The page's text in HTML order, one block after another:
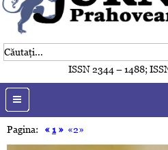
ISSN 2344 – 1488;
Pagina: «1» «2»